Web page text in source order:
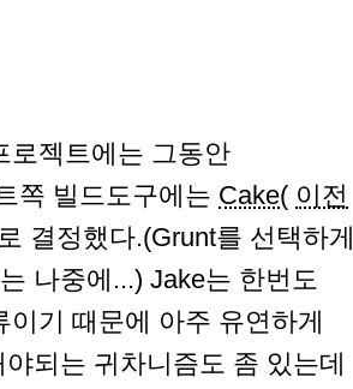
로젝트에는 그동안
쪽 빌드도구에는 Cake( 이전
결정했다.(Grunt를 선택하게
나중에...) Jake는 한번도
기 때문에 아주 유연하게
되는 귀차니즘도 좀 있는데